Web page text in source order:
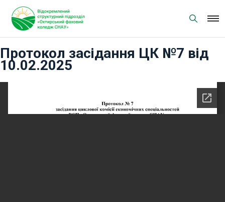
content
Протокол засідання ЦК №7 від
10.02.2025